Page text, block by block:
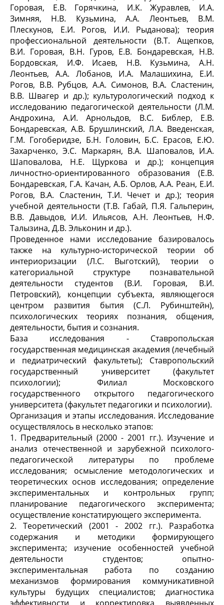
Горовая, Е.В. Горячкина, И.К. Журавлев, И.А.
Зимняя, Н.В. Кузьмина, А.А. Леонтьев, В.М.
Плескунов, Е.И. Рогов, И.И. Рыданова); теория
профессиональной деятельности (В.Т. Ащепков,
В.И. Горовая, В.Н. Гуров, Е.В. Бондаревская, Н.В.
Бордовская, И.Ф. Исаев, Н.В. Кузьмина, А.Н.
Леонтьев, А.А. Лобанов, И.А. Малашихина, Е.И.
Рогов, В.В. Рубцов, А.А. Симонов, В.А. Сластенин,
В.В. Швагер и др.); культурологический подход к
исследованию педагогической деятельности (Л.М.
Андрохина, А.И. Арнольдов, В.С. Библер, Е.В.
Бондаревская, А.В. Брушлинский, Л.А. Введенская,
Г.М. Гогоберидзе, Б.Н. Головин, Б.С. Ерасов, Е.Ю.
Захарченко, Э.С. Маркарян, В.А. Шаповалов, И.А.
Шаповалова, Н.Е. Щуркова и др.); концепция
личностно-ориентированного образования (Е.В.
Бондаревская, Г.А. Качан, А.Б. Орлов, А.А. Реан, Е.И.
Рогов, В.А. Сластенин, Т.И. Чечет и др.); теория
учебной деятельности (Т.В. Габай, П.Я. Гальперин,
В.В. Давыдов, И.И. Ильясов, А.Н. Леонтьев, Н.Ф.
Талызина, Д.В. Эльконин и др.).
Проведенное нами исследование базировалось
также на культурно-исторической теории об
интериоризации (Л.С. Выготский), теории о
категориальной структуре познавательной
деятельности студентов (В.И. Горовая, В.И.
Петровский), концепции субъекта, являющегося
центром развития бытия (С.Л. Рубинштейн),
психологических теориях познания, общения,
деятельности, бытия и сознания.
База исследования - Ставропольская
государственная медицинская академия (лечебный
и педиатрический факультеты); Ставропольский
государственный университет (факультет
психологии); Филиал Московского
государственного открытого педагогического
университета (факультет педагогики и психологии).
Организация и этапы исследования. Исследование
осуществлялось в несколько этапов:
1. Предварительный (2000 - 2001 гг.). Изучение и
анализ отечественной и зарубежной психолого-
педагогической литературы по проблеме
исследования; осмысление методологических и
теоретических основ исследования; определение
экспериментальных и контрольных групп;
планирование педагогического эксперимента;
осуществление констатирующего эксперимента.
2. Теоретический (2001 - 2002 гг.). Разработка
содержания и методики формирующего
эксперимента; изучение особенностей учебной
деятельности студентов; опытно-
экспериментальная работа по созданию
механизмов формирования коммуникативной
культуры будущих специалистов; диагностика